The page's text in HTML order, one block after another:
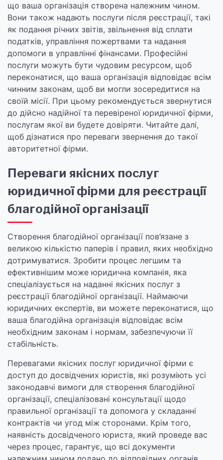
що ваша організація створена належним чином.
Вони також надають послуги після реєстрації, такі
як подання річних звітів, звільнення від сплати
податків, управління пожертвами та надання
допомоги в управлінні фінансами. Професійні
послуги можуть бути чудовим ресурсом, щоб
переконатися, що ваша організація відповідає всім
чинним законам, щоб ви могли зосередитися на
своїй місії. При цьому рекомендується звернутися
до дійсно надійної та перевіреної юридичної фірми,
послугам якої ви будете довіряти. Читайте далі,
щоб дізнатися про переваги звернення до такої
авторитетної фірми.
Переваги якісних послуг
юридичної фірми для реєстрації
благодійної організації
Створення благодійної організації пов’язане з
великою кількістю паперів і правил, яких необхідно
дотримуватися. Зробити процес легшим та
ефективнішим може юридична компанія, яка
спеціалізується на наданні якісних послуг з
реєстрації благодійної організації. Наймаючи
юридичних експертів, ви можете переконатися, що
ваша благодійна організація відповідає всім
необхідним законам і нормам, забезпечуючи її
стабільність.
Перевагами якісних послуг юридичної фірми є
доступ до досвідчених юристів, які розуміють усі
законодавчі вимоги для створення благодійної
організації, спеціалізовані консультації щодо
правильної організації та допомога у складанні
контрактів чи угод між сторонами. Крім того,
наявність досвідченого юриста, який проведе вас
через процес, гарантує, що всі документи